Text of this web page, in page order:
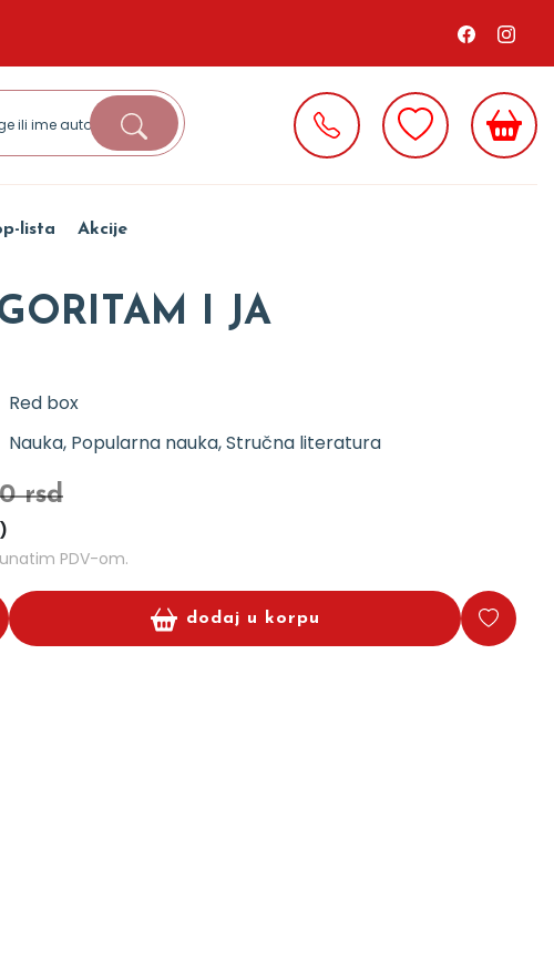
lista Akcije
I JA
Red box
Nauka, Popularna nauka, Stručna literatura
rsd
PDV-om.
dodaj u korpu